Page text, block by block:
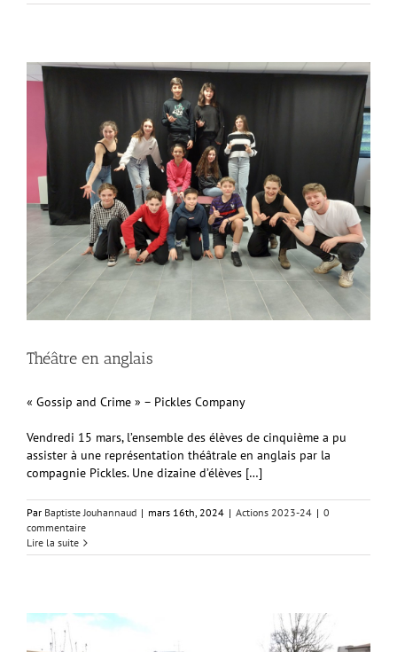
Théâtre en anglais
« Gossip and Crime » – Pickles Company
Vendredi 15 mars, l’ensemble des élèves de cinquième a pu
assister à une représentation théâtrale en anglais par la
compagnie Pickles. Une dizaine d’élèves […]
Par Baptiste Jouhannaud | mars 16th, 2024 | Actions 2023-24 | 0
commentaire
Lire la suite